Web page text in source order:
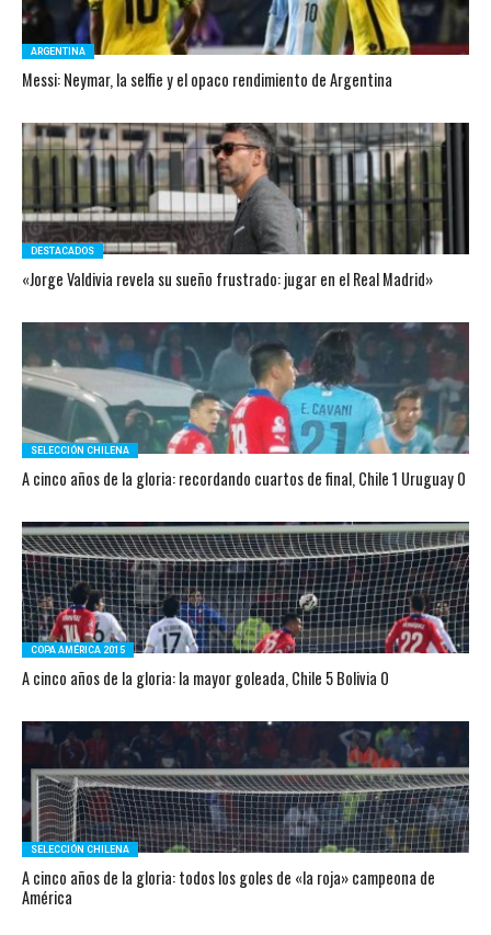
ARGENTINA
Messi: Neymar, la selfie y el opaco rendimiento de Argentina
DESTACADOS
«Jorge Valdivia revela su sueño frustrado: jugar en el Real Madrid»
SELECCIÓN CHILENA
A cinco años de la gloria: recordando cuartos de final, Chile 1 Uruguay 0
COPA AMÉRICA 2015
A cinco años de la gloria: la mayor goleada, Chile 5 Bolivia 0
SELECCIÓN CHILENA
A cinco años de la gloria: todos los goles de «la roja» campeona de
América